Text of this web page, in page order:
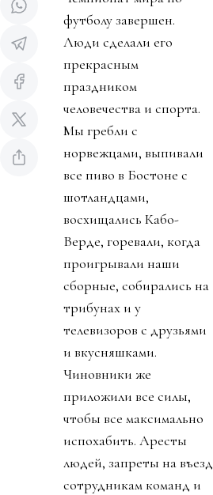
футболу завершен.
Люди сделали его
прекрасным
праздником
человечества и спорта.
Мы гребли с
норвежцами, выпивали
все пиво в Бостоне с
шотландцами,
восхищались Кабо-
Верде, горевали, когда
проигрывали наши
сборные, собирались на
трибунах и у
телевизоров с друзьями
и вкусняшками.
Чиновники же
приложили все силы,
чтобы все максимально
испохабить. Аресты
людей, запреты на въезд
сотрудникам команд и